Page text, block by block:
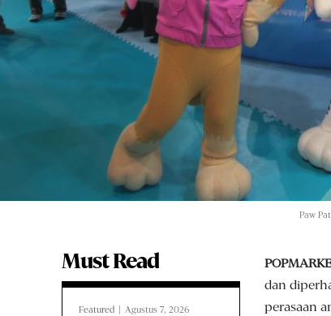
Paw
Must Read
Featured Agustus 7, 2026
dan
perasaan